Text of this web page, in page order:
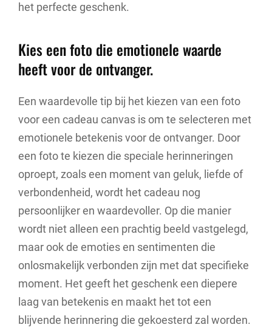
het perfecte geschenk.
Kies een foto die emotionele waarde
heeft voor de ontvanger.
Een waardevolle tip bij het kiezen van een foto
voor een cadeau canvas is om te selecteren met
emotionele betekenis voor de ontvanger. Door
een foto te kiezen die speciale herinneringen
oproept, zoals een moment van geluk, liefde of
verbondenheid, wordt het cadeau nog
persoonlijker en waardevoller. Op die manier
wordt niet alleen een prachtig beeld vastgelegd,
maar ook de emoties en sentimenten die
onlosmakelijk verbonden zijn met dat specifieke
moment. Het geeft het geschenk een diepere
laag van betekenis en maakt het tot een
blijvende herinnering die gekoesterd zal worden.